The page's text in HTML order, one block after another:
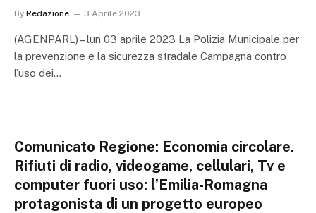
By Redazione 3 Aprile 2023
(AGENPARL) – lun 03 aprile 2023 La Polizia Municipale per
la prevenzione e la sicurezza stradale Campagna contro
l’uso dei…
Comunicato Regione: Economia circolare.
Rifiuti di radio, videogame, cellulari, Tv e
computer fuori uso: l’Emilia-Romagna
protagonista di un progetto europeo